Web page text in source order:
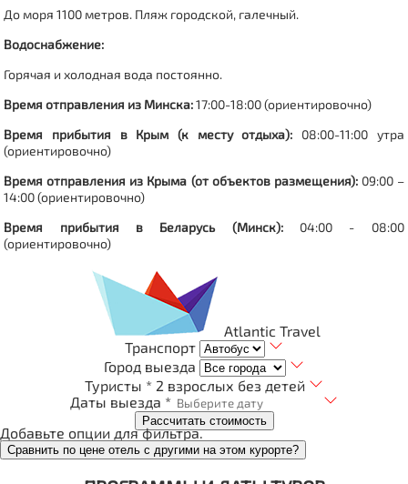
До моря 1100 метров. Пляж городской, галечный.
Водоснабжение:
Горячая и холодная вода постоянно.
Время отправления из Минска:17:00-18:00 (ориентировочно)
Время прибытия в Крым (к месту отдыха): 08:00-11:00 утра
(ориентировочно)
Время отправления из Крыма (от объектов размещения):09:00 –
14:00 (ориентировочно)
Время прибытия в Беларусь (Минск): 04:00 - 08:00
(ориентировочно)
Atlantic Travel
Транспорт
Город выезда
Туристы * 2 взрослых без детей
Даты выезда *
Рассчитать стоимость
Добавьте опции для фильтра.
Сравнить по цене отель с другими на этом курорте?